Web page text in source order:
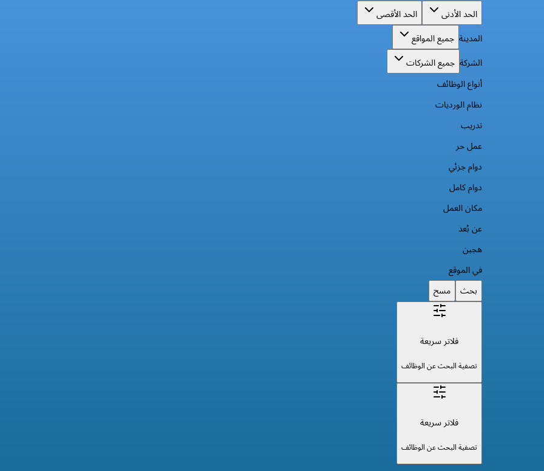
الحد الأدنى
الحد الأقصى
المدينة جميع المواقع
الشركة جميع الشركات
أنواع الوظائف
نظام الورديات
تدريب
عمل حر
دوام جزئي
دوام كامل
مكان العمل
عن بُعد
هجين
في الموقع
بحث مسح
فلاتر سريعة
تصفية البحث عن الوظائف
فلاتر سريعة
تصفية البحث عن الوظائف